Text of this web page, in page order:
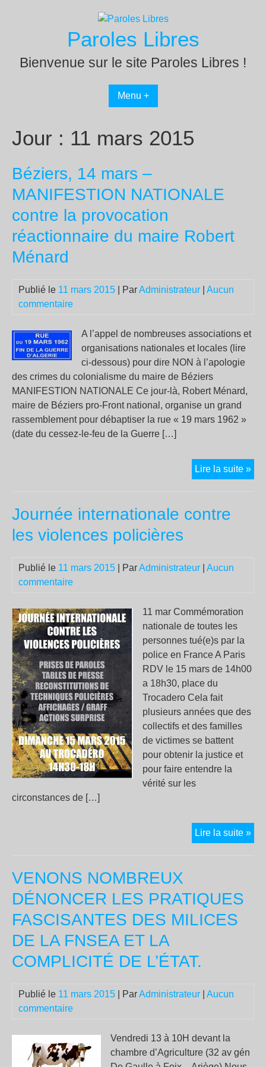
Paroles Libres
Bienvenue sur le site Paroles Libres !
Menu +
Jour : 11 mars 2015
Béziers, 14 mars –
MANIFESTION NATIONALE
contre la provocation
réactionnaire du maire Robert
Ménard
Publié le 11 mars 2015 | ParAdministrateur
Aucun
commentaire
A l’appel de nombreuses associations et
organisations nationales et locales (lire
ci-dessous) pour dire NON à l’apologie
des crimes du colonialisme du maire de Béziers
MANIFESTION NATIONALE Ce jour-là, Robert Ménard,
maire de Béziers pro-Front national, organise un grand
rassemblement pour débaptiser la rue « 19 mars 1962 »
(date du cessez-le-feu de la Guerre […]
Lire la suite »
14
Journée internationale contre
les violences policières
Publié le 11 mars 2015 | ParAdministrateur
Aucun
commentaire
11 mar Commémoration
nationale de toutes les
personnes tué(e)s par la
police en France A Paris
RDV le 15 mars de 14h00
a 18h30, place du
Trocadero Cela fait
plusieurs années que des
collectifs et des familles
de victimes se battent
pour obtenir la justice et
pour faire entendre la
vérité sur les
circonstances de […]
Lire la suite »
VENONS NOMBREUX
DÉNONCER LES PRATIQUES
FASCISANTES DES MILICES
DE LA FNSEA ET LA
COMPLICITÉ DE L’ÉTAT.
Publié le 11 mars 2015 | ParAdministrateur
Aucun
commentaire
Vendredi 13 à 10H devant la
chambre d’Agriculture (32 av gén